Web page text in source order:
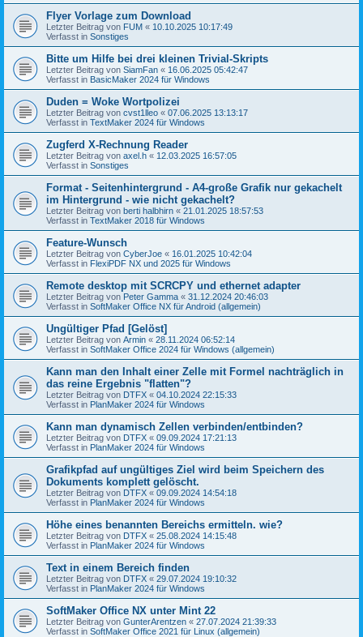
Flyer Vorlage zum Download
Letzter Beitrag von FUM « 10.10.2025 10:17:49
Verfasst in Sonstiges
Bitte um Hilfe bei drei kleinen Trivial-Skripts
Letzter Beitrag von SiamFan « 16.06.2025 05:42:47
Verfasst in BasicMaker 2024 für Windows
Duden = Woke Wortpolizei
Letzter Beitrag von cvst1lleo « 07.06.2025 13:13:17
Verfasst in TextMaker 2024 für Windows
Zugferd X-Rechnung Reader
Letzter Beitrag von axel.h « 12.03.2025 16:57:05
Verfasst in Sonstiges
Format - Seitenhintergrund - A4-große Grafik nur gekachelt
im Hintergrund - wie nicht gekachelt?
Letzter Beitrag von berti halbhirn « 21.01.2025 18:57:53
Verfasst in TextMaker 2018 für Windows
Feature-Wunsch
Letzter Beitrag von CyberJoe « 16.01.2025 10:42:04
Verfasst in FlexiPDF NX und 2025 für Windows
Remote desktop mit SCRCPY und ethernet adapter
Letzter Beitrag von Peter Gamma « 31.12.2024 20:46:03
Verfasst in SoftMaker Office NX für Android (allgemein)
Ungültiger Pfad [Gelöst]
Letzter Beitrag von Armin « 28.11.2024 06:52:14
Verfasst in SoftMaker Office 2024 für Windows (allgemein)
Kann man den Inhalt einer Zelle mit Formel nachträglich in
das reine Ergebnis "flatten"?
Letzter Beitrag von DTFX « 04.10.2024 22:15:33
Verfasst in PlanMaker 2024 für Windows
Kann man dynamisch Zellen verbinden/entbinden?
Letzter Beitrag von DTFX « 09.09.2024 17:21:13
Verfasst in PlanMaker 2024 für Windows
Grafikpfad auf ungültiges Ziel wird beim Speichern des
Dokuments komplett gelöscht.
Letzter Beitrag von DTFX « 09.09.2024 14:54:18
Verfasst in PlanMaker 2024 für Windows
Höhe eines benannten Bereichs ermitteln. wie?
Letzter Beitrag von DTFX « 25.08.2024 14:15:48
Verfasst in PlanMaker 2024 für Windows
Text in einem Bereich finden
Letzter Beitrag von DTFX « 29.07.2024 19:10:32
Verfasst in PlanMaker 2024 für Windows
SoftMaker Office NX unter Mint 22
Letzter Beitrag von GunterArentzen « 27.07.2024 21:39:33
Verfasst in SoftMaker Office 2021 für Linux (allgemein)